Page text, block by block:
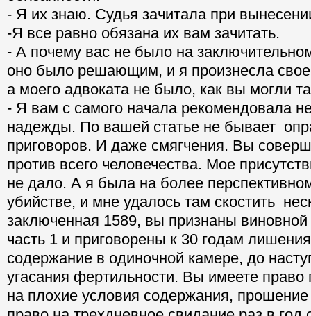
- Я их знаю. Судья зачитала при
-Я все равно обязана их вам зачитать.
- А почему вас не было на
оно было решающим, и я произнесла
а моего адвоката не было, как вы могли
- Я вам с самого начала рекомендовала
надежды. По вашей статье не бывает
приговоров. И даже смягчения. Вы
против всего человечества. Мое
не дало. А я была на более
убийстве, и мне удалось там скостить
заключенная 1589, вы признаны виновной
часть 1 и приговорены к 30 годам
содержание в одиночной камере, до
угасания фертильности. Вы имеете
на плохие условия содержания,